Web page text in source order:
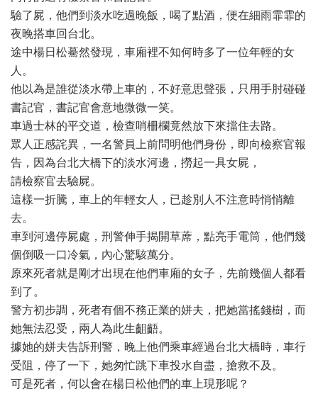
驗了屍，他們到淡水吃過晚飯，喝了點酒，便在細雨霏霏的
夜晚搭車回台北。
途中楊日松驀然發現，車廂裡不知何時多了一位年輕的女
人。
他以為是誰從淡水帶上車的，不好意思聲張，只用手肘碰碰
書記官，書記官會意地微微一笑。
車過士林的平交道，檢查哨柵欄竟然放下來擋住去路。
眾人正感詫異，一名警員上前問明他們身份，即向檢察官報
告，因為台北大橋下的淡水河邊，撈起一具女屍，
請檢察官去驗屍。
這樣一折騰，車上的年輕女人，已趁別人不注意時悄悄離
去。
車到河邊停屍處，刑警伸手揭開草蓆，點亮手電筒，他們幾
個倒吸一口冷氣，內心驚駭萬分。
原來死者就是剛才出現在他們車廂的女子，先前幾個人都看
到了。
警方初步調，死者有個不務正業的姘夫，把她當搖錢樹，而
她無法忍受，兩人為此生齟齬。
據她的姘夫告訴刑警，晚上他們乘車經過台北大橋時，車行
受阻，停了一下，她匆忙跳下車投水自盡，搶救不及。
可是死者，何以會在楊日松他們的車上現形呢？